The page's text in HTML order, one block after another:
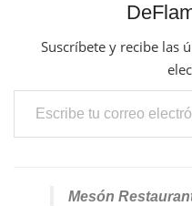
Suscríbete y recibe las
Escribe tu correo electrónico…
Mesón